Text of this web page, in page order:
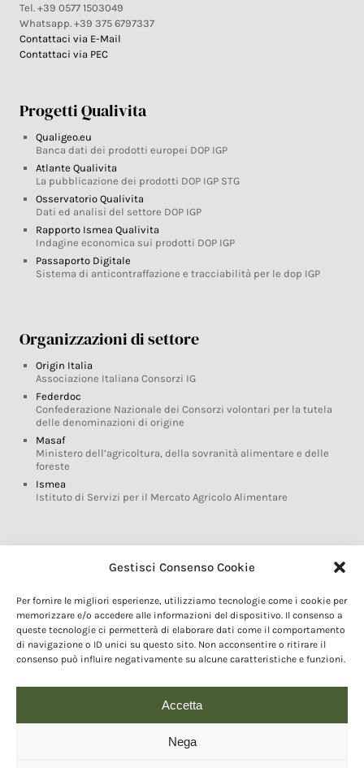
Gestisci Consenso Cookie
Per fornire le migliori esperienze, utilizziamo tecnologie come i cookie per
memorizzare e/o accedere alle informazioni del dispositivo. Il consenso a
queste tecnologie ci permetterà di elaborare dati come il comportamento
di navigazione o ID unici su questo sito. Non acconsentire o ritirare il
consenso può influire negativamente su alcune caratteristiche e funzioni.
Accetta
Nega
Tel. +39 0577 1503049
Whatsapp. +39 375 6797337
Contattaci via E-Mail
Contattaci via PEC
Progetti Qualivita
Qualigeo.eu
Banca dati dei prodotti europei DOP IGP
Atlante Qualivita
La pubblicazione dei prodotti DOP IGP STG
Osservatorio Qualivita
Dati ed analisi del settore DOP IGP
Rapporto Ismea Qualivita
Indagine economica sui prodotti DOP IGP
Passaporto Digitale
Sistema di anticontraffazione e tracciabilità per le dop IGP
Organizzazioni di settore
Origin Italia
Associazione Italiana Consorzi IG
Federdoc
Confederazione Nazionale dei Consorzi volontari per la tutela
delle denominazioni di origine
Masaf
Ministero dell’agricoltura, della sovranità alimentare e delle
foreste
Ismea
Istituto di Servizi per il Mercato Agricolo Alimentare
Glossario DOP IGP
Marchi DOP IGP
Normativa prodotti DOP IGP
Consorzi di Tutela
Farm To Fork e prodotti DOP IGP